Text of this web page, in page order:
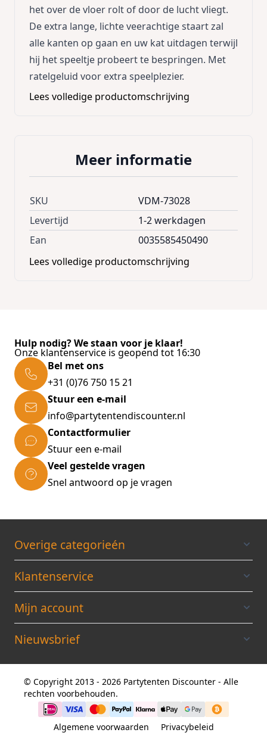
het over de vloer rolt of door de lucht vliegt.
De extra lange, lichte veerachtige staart zal
alle kanten op gaan en uw kat uitdagen terwijl
hij het speeltje probeert te bespringen. Met
ratelgeluid voor extra speelplezier.
Lees volledige productomschrijving
Meer informatie
SKU
VDM-73028
Levertijd
1-2 werkdagen
Ean
0035585450490
Lees volledige productomschrijving
Hulp nodig? We staan voor je klaar!
Onze klantenservice is geopend tot 16:30
Bel met ons
+31 (0)76 750 15 21
Stuur een e-mail
info@partytentendiscounter.nl
Contactformulier
Stuur een e-mail
Veel gestelde vragen
Snel antwoord op je vragen
Overige categorieén
Klantenservice
Mijn account
Nieuwsbrief
© Copyright 2013 - 2026 Partytenten Discounter - Alle
rechten voorbehouden.
Algemene voorwaarden Privacybeleid